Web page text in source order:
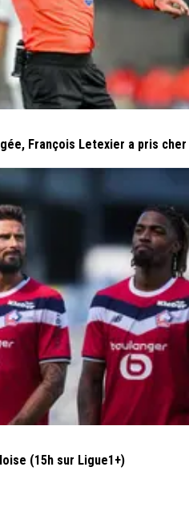
François Letexier a pris cher
(15h sur Ligue1+)